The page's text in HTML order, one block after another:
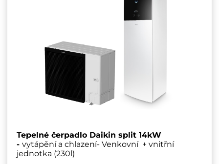
Tepelné čerpadlo Daikin split 14kW
-vytápění a chlazení- Venkovní + vnitřní
jednotka (230l)